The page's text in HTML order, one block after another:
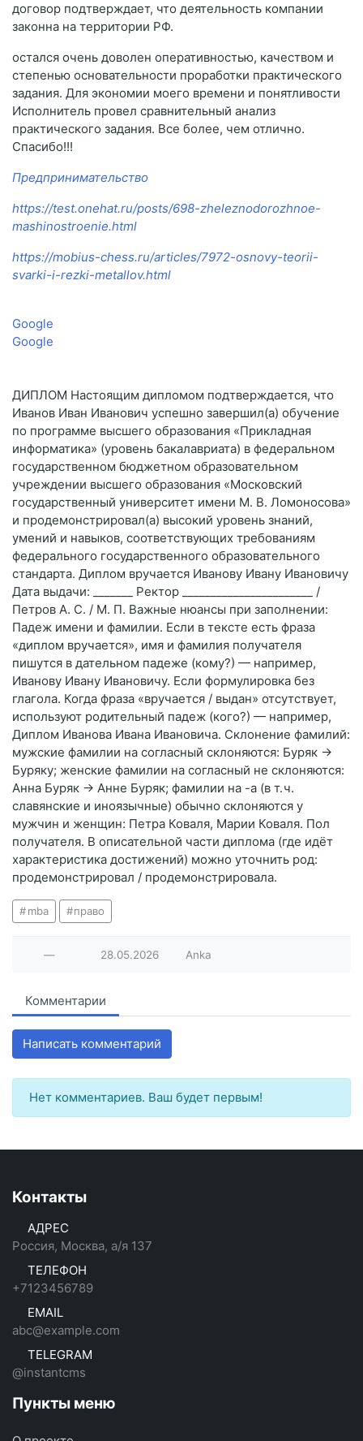
договор подтверждает, что деятельность компании
законна на территории РФ.
остался очень доволен оперативностью, качеством и
степенью основательности проработки практического
задания. Для экономии моего времени и понятливости
Исполнитель провел сравнительный анализ
практического задания. Все более, чем отлично.
Спасибо!!!
Предпринимательство
https://test.onehat.ru/posts/698-zheleznodorozhnoe-
mashinostroenie.html
https://mobius-chess.ru/articles/7972-osnovy-teorii-
svarki-i-rezki-metallov.html
Google
Google
ДИПЛОМ Настоящим дипломом подтверждается, что
Иванов Иван Иванович успешно завершил(а) обучение
по программе высшего образования «Прикладная
информатика» (уровень бакалавриата) в федеральном
государственном бюджетном образовательном
учреждении высшего образования «Московский
государственный университет имени М. В. Ломоносова»
и продемонстрировал(а) высокий уровень знаний,
умений и навыков, соответствующих требованиям
федерального государственного образовательного
стандарта. Диплом вручается Иванову Ивану Ивановичу
Дата выдачи: _______ Ректор _______________________ /
Петров А. С. / М. П. Важные нюансы при заполнении:
Падеж имени и фамилии. Если в тексте есть фраза
«диплом вручается», имя и фамилия получателя
пишутся в дательном падеже (кому?) — например,
Иванову Ивану Ивановичу. Если формулировка без
глагола. Когда фраза «вручается / выдан» отсутствует,
используют родительный падеж (кого?) — например,
Диплом Иванова Ивана Ивановича. Склонение фамилий:
мужские фамилии на согласный склоняются: Буряк →
Буряку; женские фамилии на согласный не склоняются:
Анна Буряк → Анне Буряк; фамилии на -а (в т. ч.
славянские и иноязычные) обычно склоняются у
мужчин и женщин: Петра Коваля, Марии Коваля. Пол
получателя. В описательной части диплома (где идёт
характеристика достижений) можно уточнить род:
продемонстрировал / продемонстрировала.
mba право
— 28.05.2026 Anka
Комментарии
Написать комментарий
Нет комментариев. Ваш будет первым!
Контакты
АДРЕС
Россия, Москва, а/я 137
ТЕЛЕФОН
+7123456789
EMAIL
abc@example.com
TELEGRAM
@instantcms
Пункты меню